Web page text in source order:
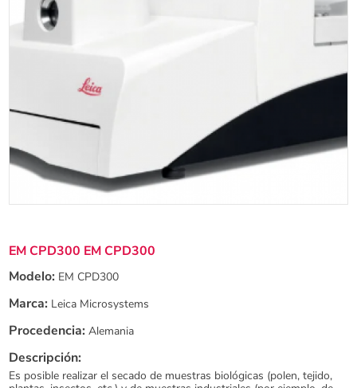
EM CPD300 EM CPD300
Modelo: EM CPD300
Marca: Leica Microsystems
Procedencia:Alemania
Descripción:
Es posible realizar el secado de muestras biológicas (polen, tejido,